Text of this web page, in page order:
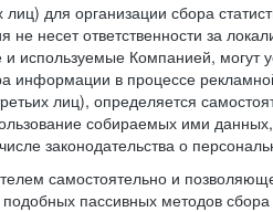
для организации сбора
несет ответственности за
используемые Компанией,
информации в процессе
лиц), определяется
собираемых ими
законодательства о
самостоятельно и
пассивных методов